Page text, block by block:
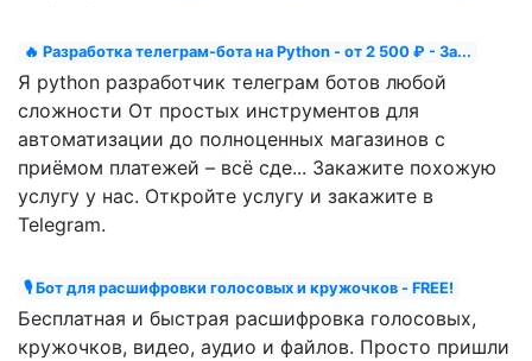
🔥 Разработка телеграм-бота на Python - от 2 500 ₽ - За...
Я python разработчик телеграм ботов любой
сложности От простых инструментов для
автоматизации до полноценных магазинов с
приёмом платежей – всё сде... Закажите похожую
услугу у нас. Откройте услугу и закажите в
Telegram.
🎙 Бот для расшифровки голосовых и кружочков - FREE!
Бесплатная и быстрая расшифровка голосовых,
кружочков, видео, аудио и файлов. Просто пришли